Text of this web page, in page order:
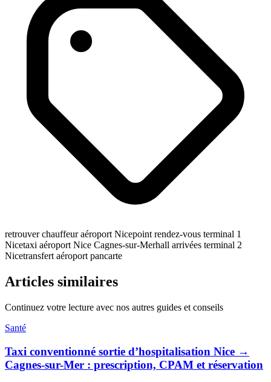
retrouver chauffeur aéroport Nicepoint rendez-vous terminal 1
Nicetaxi aéroport Nice Cagnes-sur-Merhall arrivées terminal 2
Nicetransfert aéroport pancarte
Articles similaires
Continuez votre lecture avec nos autres guides et conseils
Santé
Taxi conventionné sortie d’hospitalisation Nice →
Cagnes-sur-Mer : prescription, CPAM et réservation